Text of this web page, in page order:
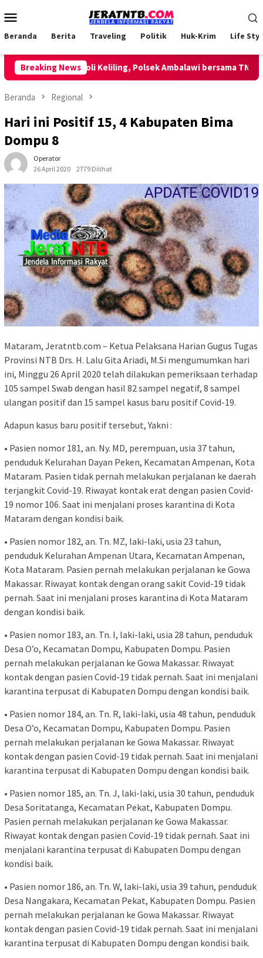
ke
Mobile
Beranda Berita Traveling Politik Huk-Krim Life
Breaking News
Lakukan Patroli Keliling, Polsek Ambalawi bersama TNI dan
Beranda Regional
Hari ini Positif 15, 4 Kabupaten Bima
Dompu 8
Operator
26 April 2020
2779 Dilihat
Mataram, Jeratntb.com – Ketua Pelaksana Harian Gugus Tugas
Provinsi NTB Drs. H. Lalu Gita Ariadi, M.Si mengumumkan hari
ini, Minggu 26 April 2020 telah dilakukan pemeriksaan terhadap
105 sampel Swab dengan hasil 82 sampel negatif, 8 sampel
ulangan positif dan 15 sampel kasus baru positif Covid-19.
Adapun kasus baru positif tersebut, Yakni :
• Pasien nomor 181, an. Ny. MD, perempuan, usia 37 tahun,
penduduk Kelurahan Dayan Peken, Kecamatan Ampenan, Kota
Mataram. Pasien tidak pernah melakukan perjalanan ke daerah
terjangkit Covid-19. Riwayat kontak erat dengan pasien Covid-
19 nomor 106. Saat ini menjalani proses karantina di Kota
Mataram dengan kondisi baik.
• Pasien nomor 182, an. Tn. MZ, laki-laki, usia 23 tahun,
penduduk Kelurahan Ampenan Utara, Kecamatan Ampenan,
Kota Mataram. Pasien pernah melakukan perjalanan ke Gowa
Makassar. Riwayat kontak dengan orang sakit Covid-19 tidak
pernah. Saat ini menjalani proses karantina di Kota Mataram
dengan kondisi baik.
• Pasien nomor 183, an. Tn. I, laki-laki, usia 28 tahun, penduduk
Desa O’o, Kecamatan Dompu, Kabupaten Dompu. Pasien
pernah melakukan perjalanan ke Gowa Makassar. Riwayat
kontak dengan pasien Covid-19 tidak pernah. Saat ini menjalani
karantina terpusat di Kabupaten Dompu dengan kondisi baik.
• Pasien nomor 184, an. Tn. R, laki-laki, usia 48 tahun, penduduk
Desa O’o, Kecamatan Dompu, Kabupaten Dompu. Pasien
pernah melakukan perjalanan ke Gowa Makassar. Riwayat
kontak dengan pasien Covid-19 tidak pernah. Saat ini menjalani
karantina terpusat di Kabupaten Dompu dengan kondisi baik.
• Pasien nomor 185, an. Tn. J, laki-laki, usia 30 tahun, penduduk
Desa Soritatanga, Kecamatan Pekat, Kabupaten Dompu.
Pasien pernah melakukan perjalanan ke Gowa Makassar.
Riwayat kontak dengan pasien Covid-19 tidak pernah. Saat ini
menjalani karantina terpusat di Kabupaten Dompu dengan
kondisi baik.
• Pasien nomor 186, an. Tn. W, laki-laki, usia 39 tahun, penduduk
Desa Nangakara, Kecamatan Pekat, Kabupaten Dompu. Pasien
pernah melakukan perjalanan ke Gowa Makassar. Riwayat
kontak dengan pasien Covid-19 tidak pernah. Saat ini menjalani
karantina terpusat di Kabupaten Dompu dengan kondisi baik.